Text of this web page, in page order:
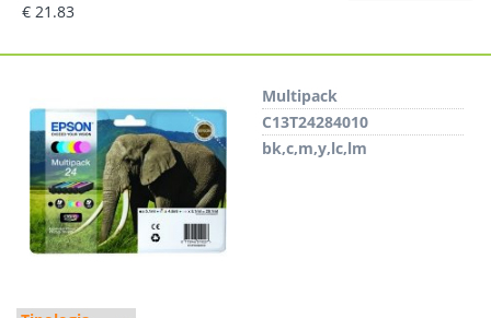
€ 21.83
Multipack
C13T24284010
bk,c,m,y,lc,lm